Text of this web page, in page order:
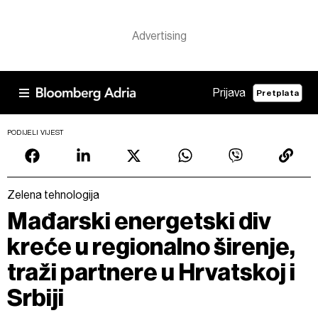
Prijava Pretplata
PODIJELI VIJEST
Zelena tehnologija
Mađarski energetski div
kreće u regionalno širenje,
traži partnere u Hrvatskoj i
Srbiji